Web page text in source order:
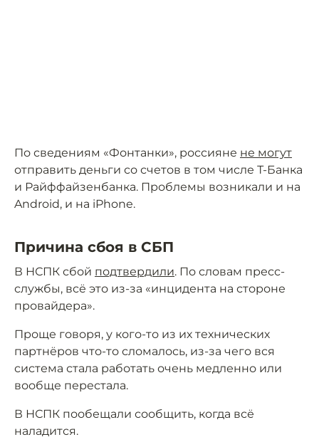
По сведениям «Фонтанки», россияне не могут
отправить деньги со счетов в том числе Т-Банка
и Райффайзенбанка. Проблемы возникали и на
Android, и на iPhone.
Причина сбоя в СБП
В НСПК сбой подтвердили. По словам пресс-
службы, всё это из-за «инцидента на стороне
провайдера».
Проще говоря, у кого-то из их технических
партнёров что-то сломалось, из-за чего вся
система стала работать очень медленно или
вообще перестала.
В НСПК пообещали сообщить, когда всё
наладится.